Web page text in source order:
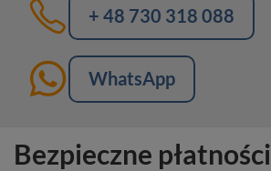
+ 48 730 318 088
WhatsApp
Bezpieczne płatności